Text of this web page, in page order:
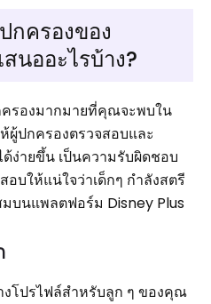
กครองของ
นออะไรบ้าง?
รองมากมายที่คุณจะพบใน
ผู้ปกครองตรวจสอบและ
ายขึ้น เป็นความรับผิดชอบ
บให้แน่ใจว่าเด็กๆ กำลังสตรี
บนแพลตฟอร์ม Disney Plus
โปรไฟล์สำหรับลูก ๆ ของคุณ